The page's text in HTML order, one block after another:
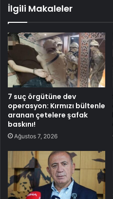
İlgili Makaleler
7 suç örgütüne dev
operasyon: Kırmızı bültenle
aranan çetelere şafak
baskını!
Ağustos 7, 2026